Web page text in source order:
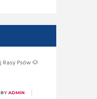
Rasy Psów 🐶
BYADMIN